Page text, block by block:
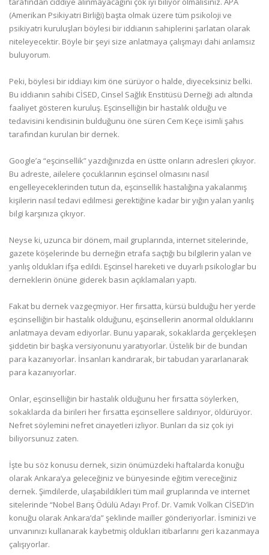
(Amerikan Psikiyatri Birliği) başta olmak üzere tüm psikoloji ve
psikiyatri kuruluşları böylesi bir iddianın sahiplerini şarlatan olarak
niteleyecektir. Böyle bir şeyi size anlatmaya çalışmayı dahi anlamsız
buluyorum.
Peki, böylesi bir iddiayı kim öne sürüyor o halde, diyeceksiniz belki.
Bu iddianın sahibi CİSED, Cinsel Sağlık Enstitüsü Derneği adı altında
faaliyet gösteren kuruluş. Eşcinselliğin bir hastalık olduğu ve
tedavisini kendisinin bulduğunu öne süren Cem Keçe isimli şahıs
tarafından kurulan bir dernek.
Google’a “eşcinsellik” yazdığınızda en üstte onların adresleri çıkıyor.
Bu adreste, ailelere çocuklarının eşcinsel olmasını nasıl
engelleyeceklerinden tutun da, eşcinsellik hastalığına yakalanmış
kişilerin nasıl tedavi edilmesi gerektiğine kadar bir yığın yalan yanlış
bilgi karşınıza çıkıyor.
Neyse ki, uzunca bir dönem, mail gruplarında, internet sitelerinde,
gazete köşelerinde bu derneğin etrafa saçtığı bu bilgilerin yalan ve
yanlış oldukları ifşa edildi. Eşcinsel hareketi ve duyarlı psikologlar bu
derneklerin önüne giderek basın açıklamaları yaptı.
Fakat bu dernek vazgeçmiyor. Her fırsatta, kürsü bulduğu her yerde
eşcinselliğin bir hastalık olduğunu, eşcinsellerin anormal olduklarını
anlatmaya devam ediyorlar. Bunu yaparak, sokaklarda gerçekleşen
şiddetin bir başka versiyonunu yaratıyorlar. Üstelik bir de bundan
para kazanıyorlar. İnsanları kandırarak, bir tabudan yararlanarak
para kazanıyorlar.
Onlar, eşcinselliğin bir hastalık olduğunu her fırsatta söylerken,
sokaklarda da birileri her fırsatta eşcinsellere saldırıyor, öldürüyor.
Nefret söylemini nefret cinayetleri izliyor. Bunları da siz çok iyi
biliyorsunuz zaten.
İşte bu söz konusu dernek, sizin önümüzdeki haftalarda konuğu
olarak Ankara’ya geleceğiniz ve bünyesinde eğitim vereceğiniz
dernek. Şimdilerde, ulaşabildikleri tüm mail gruplarında ve internet
sitelerinde “Nobel Barış Ödülü Adayı Prof. Dr. Vamık Volkan CİSED’in
konuğu olarak Ankara’da” şeklinde mailler gönderiyorlar. İsminizi ve
unvanınızı kullanarak kaybetmiş oldukları itibarlarını geri kazanmaya
çalışıyorlar.